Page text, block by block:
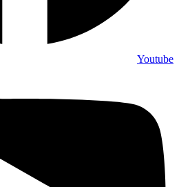
Youtube